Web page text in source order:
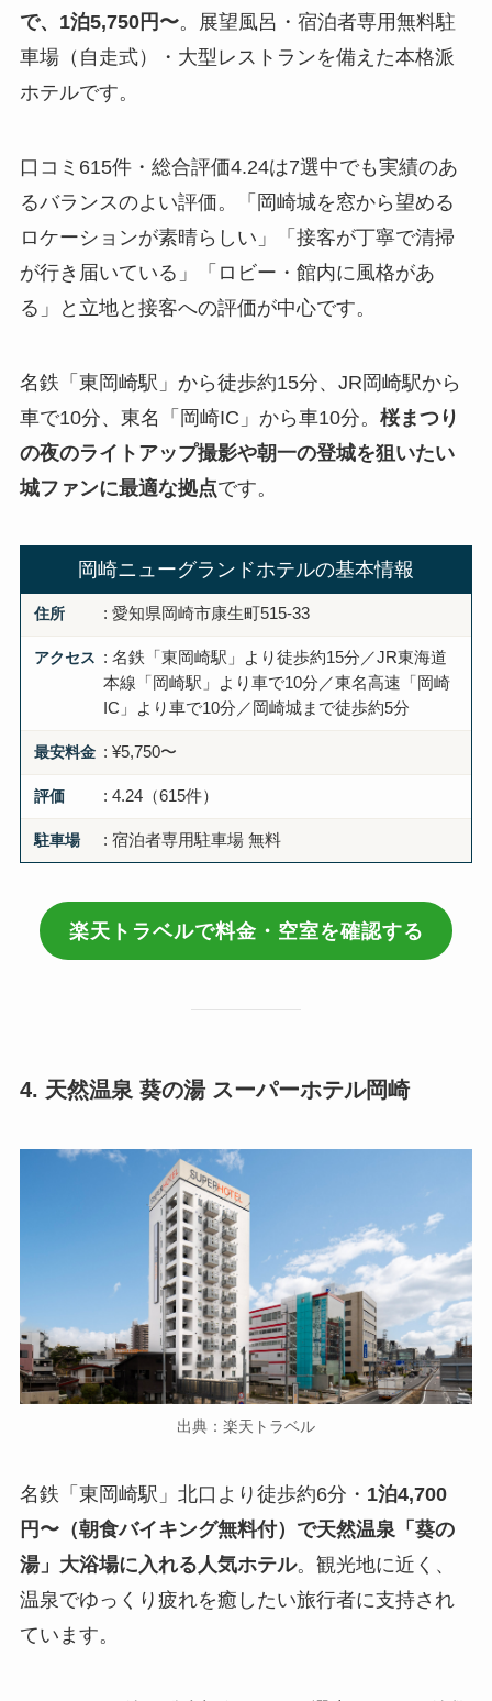
で、1泊5,750円〜。展望風呂・宿泊者専用無料駐
車場（自走式）・大型レストランを備えた本格派
ホテルです。
口コミ615件・総合評価4.24は7選中でも実績のあ
るバランスのよい評価。「岡崎城を窓から望める
ロケーションが素晴らしい」「接客が丁寧で清掃
が行き届いている」「ロビー・館内に風格があ
る」と立地と接客への評価が中心です。
名鉄「東岡崎駅」から徒歩約15分、JR岡崎駅から
車で10分、東名「岡崎IC」から車10分。 桜まつり
の夜のライトアップ撮影や朝一の登城を狙いたい
城ファンに最適な拠点です。
岡崎ニューグランドホテルの基本情報
住所 : 愛知県岡崎市康生町515-33
アクセス : 名鉄「東岡崎駅」より徒歩約15分／JR東海道
本線「岡崎駅」より車で10分／東名高速「岡崎
IC」より車で10分／岡崎城まで徒歩約5分
最安料金 : ¥5,750〜
評価 : 4.24（615件）
駐車場 : 宿泊者専用駐車場 無料
楽天トラベルで料金・空室を確認する
4. 天然温泉 葵の湯 スーパーホテル岡崎
出典：楽天トラベル
名鉄「東岡崎駅」北口より徒歩約6分・ 1泊4,700
円〜（朝食バイキング無料付）で天然温泉「葵の
湯」大浴場に入れる人気ホテル。観光地に近く、
温泉でゆっくり疲れを癒したい旅行者に支持され
ています。